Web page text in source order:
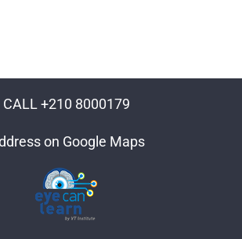
CALL +210 8000179
on Google Maps